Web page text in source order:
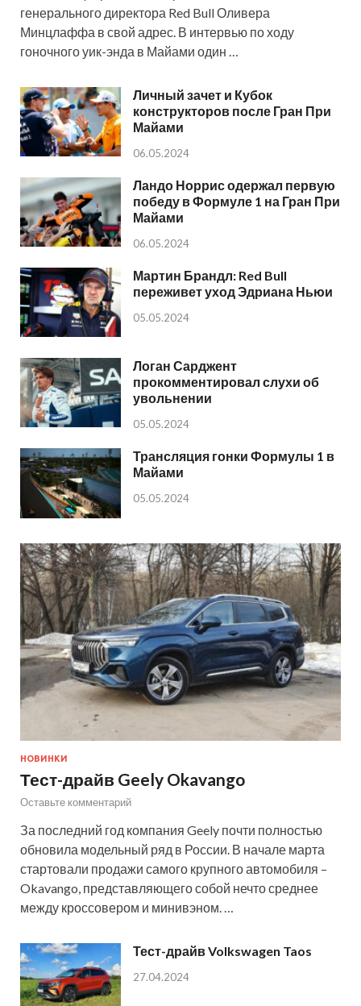
генерального директора Red Bull Оливера
Минцлаффа в свой адрес. В интервью по ходу
гоночного уик-энда в Майами один …
Личный зачет и Кубок
конструкторов после Гран При
Майами
06.05.2024
Ландо Норрис одержал первую
победу в Формуле 1 на Гран При
Майами
06.05.2024
Мартин Брандл: Red Bull
переживет уход Эдриана Ньюи
05.05.2024
Логан Сарджент
прокомментировал слухи об
увольнении
05.05.2024
Трансляция гонки Формулы 1 в
Майами
05.05.2024
НОВИНКИ
Тест-драйв Geely Okavango
Оставьте комментарий
За последний год компания Geely почти полностью
обновила модельный ряд в России. В начале марта
стартовали продажи самого крупного автомобиля –
Okavango, представляющего собой нечто среднее
между кроссовером и минивэном. …
Тест-драйв Volkswagen Taos
27.04.2024